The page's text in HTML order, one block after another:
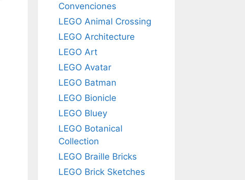
Convenciones
LEGO Animal Crossing
LEGO Architecture
LEGO Art
LEGO Avatar
LEGO Batman
LEGO Bionicle
LEGO Bluey
LEGO Botanical
Collection
LEGO Braille Bricks
LEGO Brick Sketches